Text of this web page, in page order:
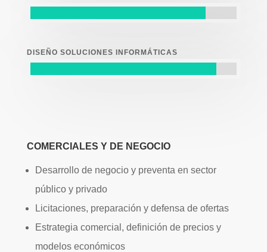
DISEÑO SOLUCIONES INFORMÁTICAS
COMERCIALES Y DE NEGOCIO
Desarrollo de negocio y preventa en sector
público y privado
Licitaciones, preparación y defensa de ofertas
Estrategia comercial, definición de precios y
modelos económicos